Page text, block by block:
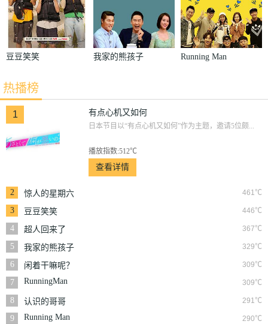
豆豆笑笑 我家的熊孩子 Running Man
热播榜
1 有点心机又如何
日本节目以“有点心机又如何”作为主题，邀请5位颇...
播放指数:512℃
查看详情
2 461℃
惊人的星期六
3
446℃
豆豆笑笑
4
367℃
超人回来了
5
329℃
我家的熊孩子
6
309℃
闲着干嘛呢？
7
309℃
RunningMan
8 291℃
认识的哥哥
9
290℃
Running Man